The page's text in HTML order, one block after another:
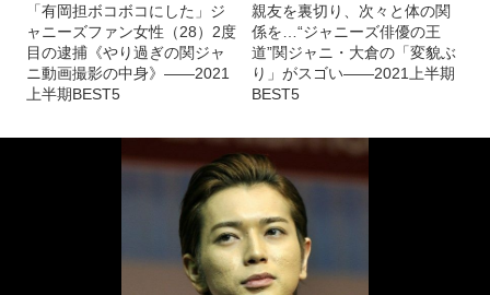
「有岡担ボコボコにした」ジ
ャニーズファン女性（28）2度
目の逮捕《やり過ぎの関ジャ
ニ動画撮影の中身》――2021
上半期BEST5
親友を裏切り、次々と体の関
係を…“ジャニーズ俳優の王
道”関ジャニ・大倉の「変貌ぶ
り」がスゴい――2021上半期
BEST5